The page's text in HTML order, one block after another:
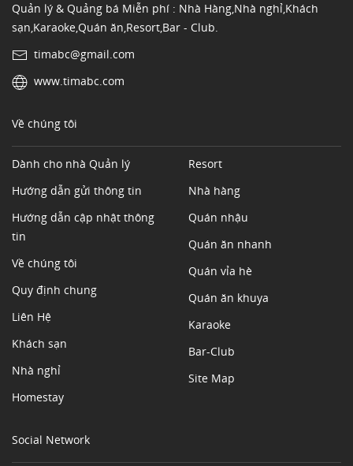
Quản lý & Quảng bá Miễn phí : Nhà Hàng,Nhà nghỉ,Khách
sạn,Karaoke,Quán ăn,Resort,Bar - Club.
timabc@gmail.com
www.timabc.com
Về chúng tôi
Dành cho nhà Quản lý
Hướng dẫn gửi thông tin
Hướng dẫn cập nhật thông
tin
Về chúng tôi
Quy định chung
Liên Hệ
Khách sạn
Nhà nghỉ
Homestay
Resort
Nhà hàng
Quán nhậu
Quán ăn nhanh
Quán vỉa hè
Quán ăn khuya
Karaoke
Bar-Club
Site Map
Social Network